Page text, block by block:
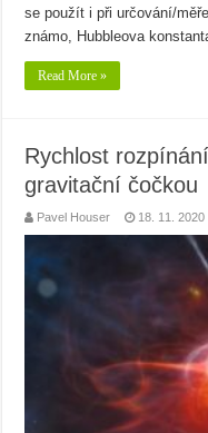
se použít i při určování/
známo, Hubbleova
Read More »
Rychlost
gravitační čočkou
Pavel Houser 18. 11. 2020